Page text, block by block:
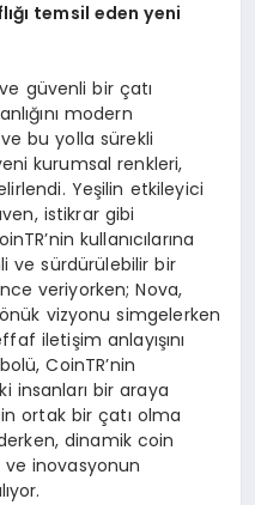
ığı temsil eden yeni
güvenli bir çatı
modern
bu yolla sürekli
kurumsal renkleri,
Yeşilin etkileyici
istikrar gibi
kullanıcılarına
ve sürdürülebilir bir
veriyorken; Nova,
vizyonu simgelerken
iletişim anlayışını
CoinTR’nin
insanları bir araya
ortak bir çatı olma
dinamik coin
inovasyonun